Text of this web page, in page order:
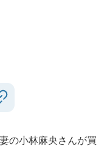
の小林麻央さんが買